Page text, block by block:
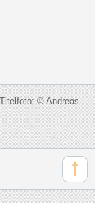
© Andreas